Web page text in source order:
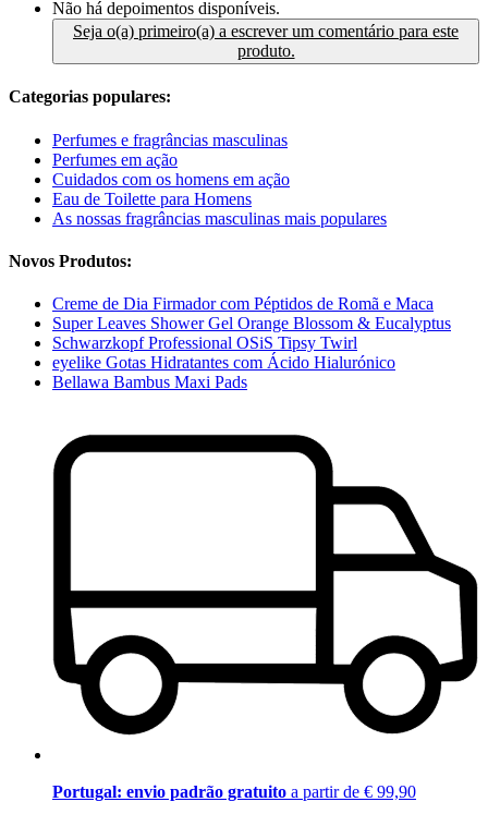
Não há depoimentos disponíveis.
Seja o(a) primeiro(a) a escrever um comentário para este
produto.
Categorias populares:
Perfumes e fragrâncias masculinas
Perfumes em ação
Cuidados com os homens em ação
Eau de Toilette para Homens
As nossas fragrâncias masculinas mais populares
Novos Produtos:
Creme de Dia Firmador com Péptidos de Romã e Maca
Super Leaves Shower Gel Orange Blossom & Eucalyptus
Schwarzkopf Professional OSiS Tipsy Twirl
eyelike Gotas Hidratantes com Ácido Hialurónico
Bellawa Bambus Maxi Pads
Portugal: envio padrão gratuito a partir de € 99,90